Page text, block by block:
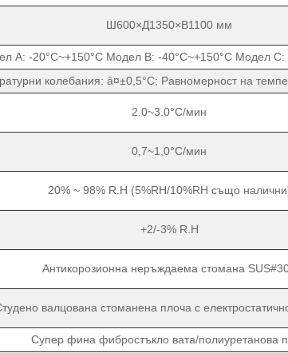
Ш600×Д1350×В1100 мм
A: -20°C~+150°C Модел B: -40°C~+150°C Модел C:
колебания: â¤±0,5°C; Равномерност на
2.0~3.0°C/мин
0,7~1,0°C/мин
20% ~ 98% R.H (5%RH/10%RH също
+2/-3% R.H
Антикорозионна неръждаема стомана
валцована стоманена плоча с
Супер фина фибростъкло вата/полиуретанова